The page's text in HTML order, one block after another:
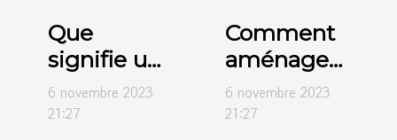
Que
signifie un
tatouage
tête-de-
6 novembre 2023
21:27
Comment
aménager
votre
espace de
6 novembre 2023
21:27